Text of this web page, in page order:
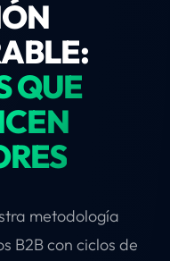
QUE
metodología
B2B con ciclos de